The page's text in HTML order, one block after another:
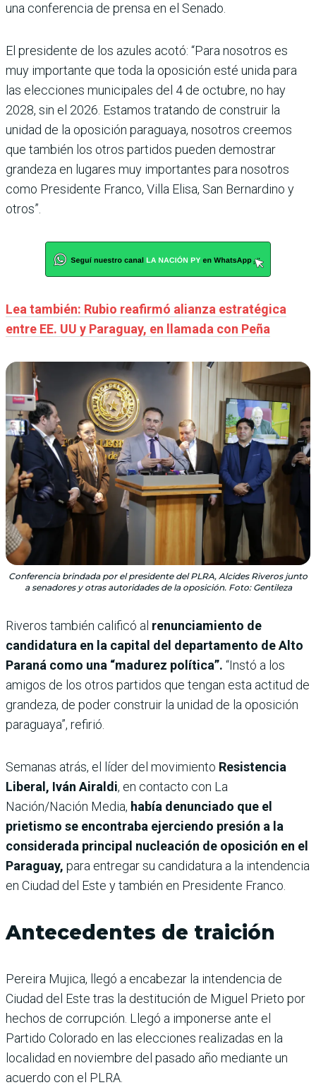
una conferencia de prensa en el Senado.
El presidente de los azules acotó: “Para nosotros es
muy importante que toda la oposición esté unida para
las elecciones municipales del 4 de octubre, no hay
2028, sin el 2026. Estamos tratando de construir la
unidad de la oposición paraguaya, nosotros creemos
que también los otros partidos pueden demostrar
grandeza en lugares muy importantes para nosotros
como Presidente Franco, Villa Elisa, San Bernardino y
otros”.
Lea también: Rubio reafirmó alianza estratégica
entre EE. UU y Paraguay, en llamada con Peña
Conferencia brindada por el presidente del PLRA, Alcides Riveros junto
a senadores y otras autoridades de la oposición. Foto: Gentileza
Riveros también calificó al renunciamiento de
candidatura en la capital del departamento de Alto
Paraná como una “madurez política”. “Instó a los
amigos de los otros partidos que tengan esta actitud de
grandeza, de poder construir la unidad de la oposición
paraguaya”, refirió.
Semanas atrás, el líder del movimiento Resistencia
Liberal, Iván Airaldi, en contacto con La
Nación/Nación Media, había denunciado que el
prietismo se encontraba ejerciendo presión a la
considerada principal nucleación de oposición en el
Paraguay, para entregar su candidatura a la intendencia
en Ciudad del Este y también en Presidente Franco.
Antecedentes de traición
Pereira Mujica, llegó a encabezar la intendencia de
Ciudad del Este tras la destitución de Miguel Prieto por
hechos de corrupción. Llegó a imponerse ante el
Partido Colorado en las elecciones realizadas en la
localidad en noviembre del pasado año mediante un
acuerdo con el PLRA.